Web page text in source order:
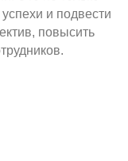
и подвести
повысить